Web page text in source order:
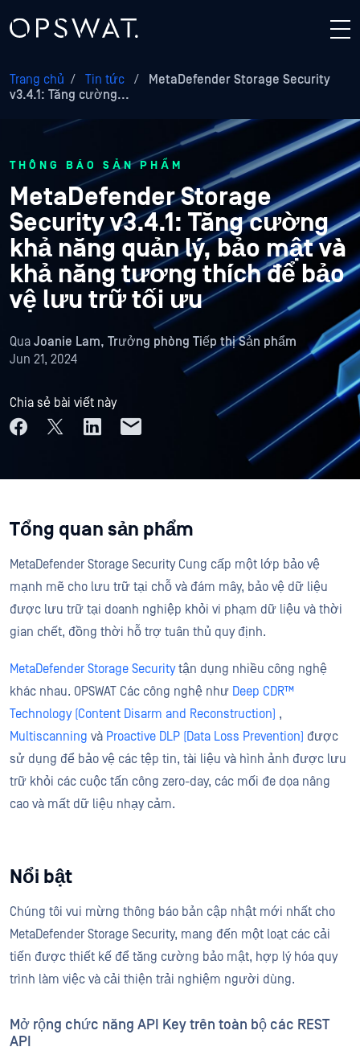
Trang chủ / Tin tức /
MetaDefender Storage Security
v3.4.1: Tăng cường...
THÔNG BÁO SẢN PHẨM
MetaDefender Storage
Security v3.4.1: Tăng cường
khả năng quản lý, bảo mật và
khả năng tương thích để bảo
vệ lưu trữ tối ưu
Qua Joanie Lam, Trưởng phòng Tiếp thị Sản phẩm
Jun 21, 2024
Chia sẻ bài viết này
Tổng quan sản phẩm
MetaDefender Storage Security Cung cấp một lớp bảo vệ
mạnh mẽ cho lưu trữ tại chỗ và đám mây, bảo vệ dữ liệu
được lưu trữ tại doanh nghiệp khỏi vi phạm dữ liệu và thời
gian chết, đồng thời hỗ trợ tuân thủ quy định.
MetaDefender Storage Securitytận dụng nhiều công nghệ
khác nhau. OPSWAT Các công nghệ như Deep CDR™
Technology (Content Disarm and Reconstruction) ,
Multiscanning và Proactive DLP (Data Loss Prevention) được
sử dụng để bảo vệ các tệp tin, tài liệu và hình ảnh được lưu
trữ khỏi các cuộc tấn công zero-day, các mối đe dọa nâng
cao và mất dữ liệu nhạy cảm.
Nổi bật
Chúng tôi vui mừng thông báo bản cập nhật mới nhất cho
MetaDefender Storage Security, mang đến một loạt các cải
tiến được thiết kế để tăng cường bảo mật, hợp lý hóa quy
trình làm việc và cải thiện trải nghiệm người dùng.
Mở rộng chức năng API Key trên toàn bộ các REST
API